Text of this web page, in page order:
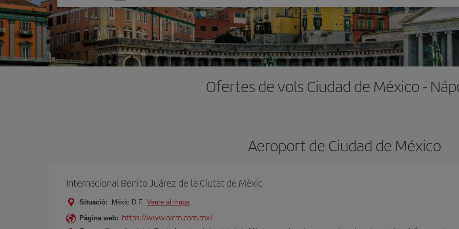
option
Ofertes de vols Ciudad de México -
Aeroport de Ciudad de México
Internacional Benito Juárez de la Ciutat de Mèxic
Situació: Mèxic D.F. Veure al mapa
Pàgina web: https://www.aicm.com.mx/